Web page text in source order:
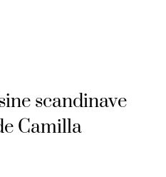
scandinave
Camilla